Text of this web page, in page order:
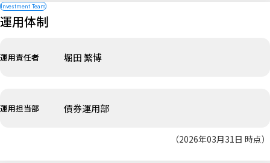
運用体制
運用責任者 堀田 繁博
運用担当部 債券運用部
（2026年03月31日 時点）